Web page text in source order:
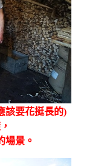
該要花挺長的)
場景。